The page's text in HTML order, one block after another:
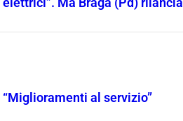
al servizio”